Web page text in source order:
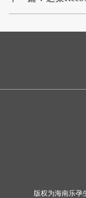
版权为海南乐孕